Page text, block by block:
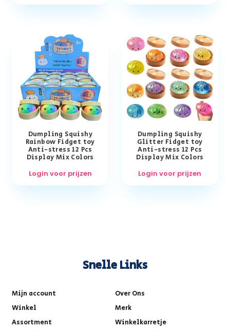
Dumpling Squishy
Rainbow Fidget toy
Anti-stress 12 Pcs
Display Mix Colors
Login voor prijzen
Dumpling Squishy
Glitter Fidget toy
Anti-stress 12 Pcs
Display Mix Colors
Login voor prijzen
Snelle Links
Mijn account
Over Ons
Winkel
Merk
Assortment
Winkelkarretje